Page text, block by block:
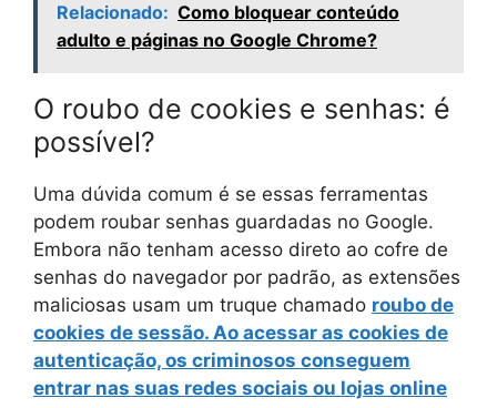
Relacionado: Como bloquear conteúdo
adulto e páginas no Google Chrome?
O roubo de cookies e senhas: é
possível?
Uma dúvida comum é se essas ferramentas
podem roubar senhas guardadas no Google.
Embora não tenham acesso direto ao cofre de
senhas do navegador por padrão, as extensões
maliciosas usam um truque chamado roubo de
cookies de sessão. Ao acessar as cookies de
autenticação, os criminosos conseguem
entrar nas suas redes sociais ou lojas online